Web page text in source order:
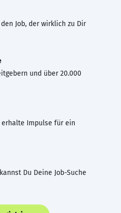
Job, der wirklich zu Dir
und über 20.000
Impulse für ein
Du Deine Job-Suche